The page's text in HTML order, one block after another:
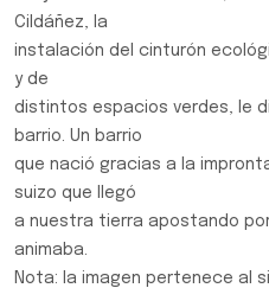
Cildáñez, la
instalación del cinturón
y de
distintos espacios verdes, le
barrio. Un barrio
que nació gracias a la
suizo que llegó
a nuestra tierra apostando
animaba.
Nota: la imagen pertenece al